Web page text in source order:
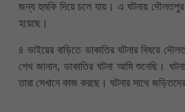
জন্য হুমকি দিয়ে চলে যায়। এ ঘটনায় দৌলতপুর
হয়েছে।
৪ ভাইয়ের বাড়িতে ডাকাতির ঘটনার বিষয়ে
শেখ জানান, ডাকাতির ঘটনা আমি শুনেছি।
তারা সেখানে কাজ করছে। ঘটনার সাথে